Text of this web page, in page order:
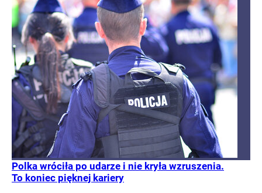
Polka wróciła po udarze i nie kryła wzruszenia.
To koniec pięknej kariery